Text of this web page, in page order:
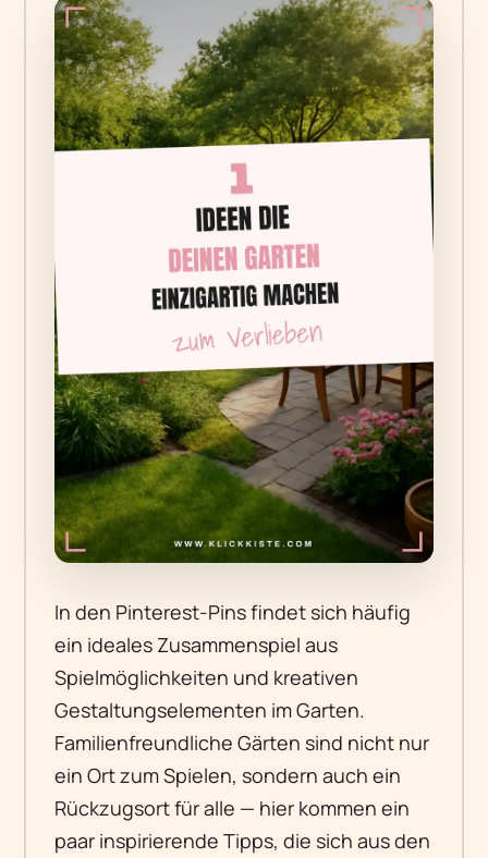
In den Pinterest-Pins findet sich häufig
ein ideales Zusammenspiel aus
Spielmöglichkeiten und kreativen
Gestaltungselementen im Garten.
Familienfreundliche Gärten sind nicht nur
ein Ort zum Spielen, sondern auch ein
Rückzugsort für alle — hier kommen ein
paar inspirierende Tipps, die sich aus den